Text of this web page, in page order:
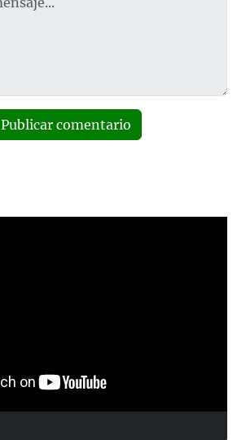
Publicar comentario